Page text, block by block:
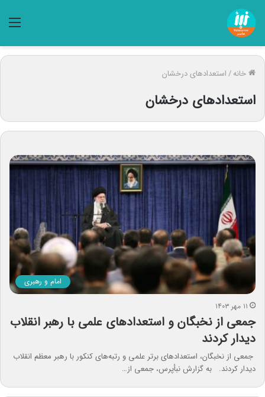
خانه/استعدادهای درخشان
استعدادهای درخشان
امام و رهبری
۱۱ مهر ۱۴۰۳
جمعی از نخبگان و استعدادهای علمی با رهبر انقلاب
دیدار کردند
جمعی از نخبگان، استعدادهای برتر علمی و رتبه‌های کنکور با رهبر معظم انقلاب
دیدار کردند. به گزارش نبأپرس، جمعی از…